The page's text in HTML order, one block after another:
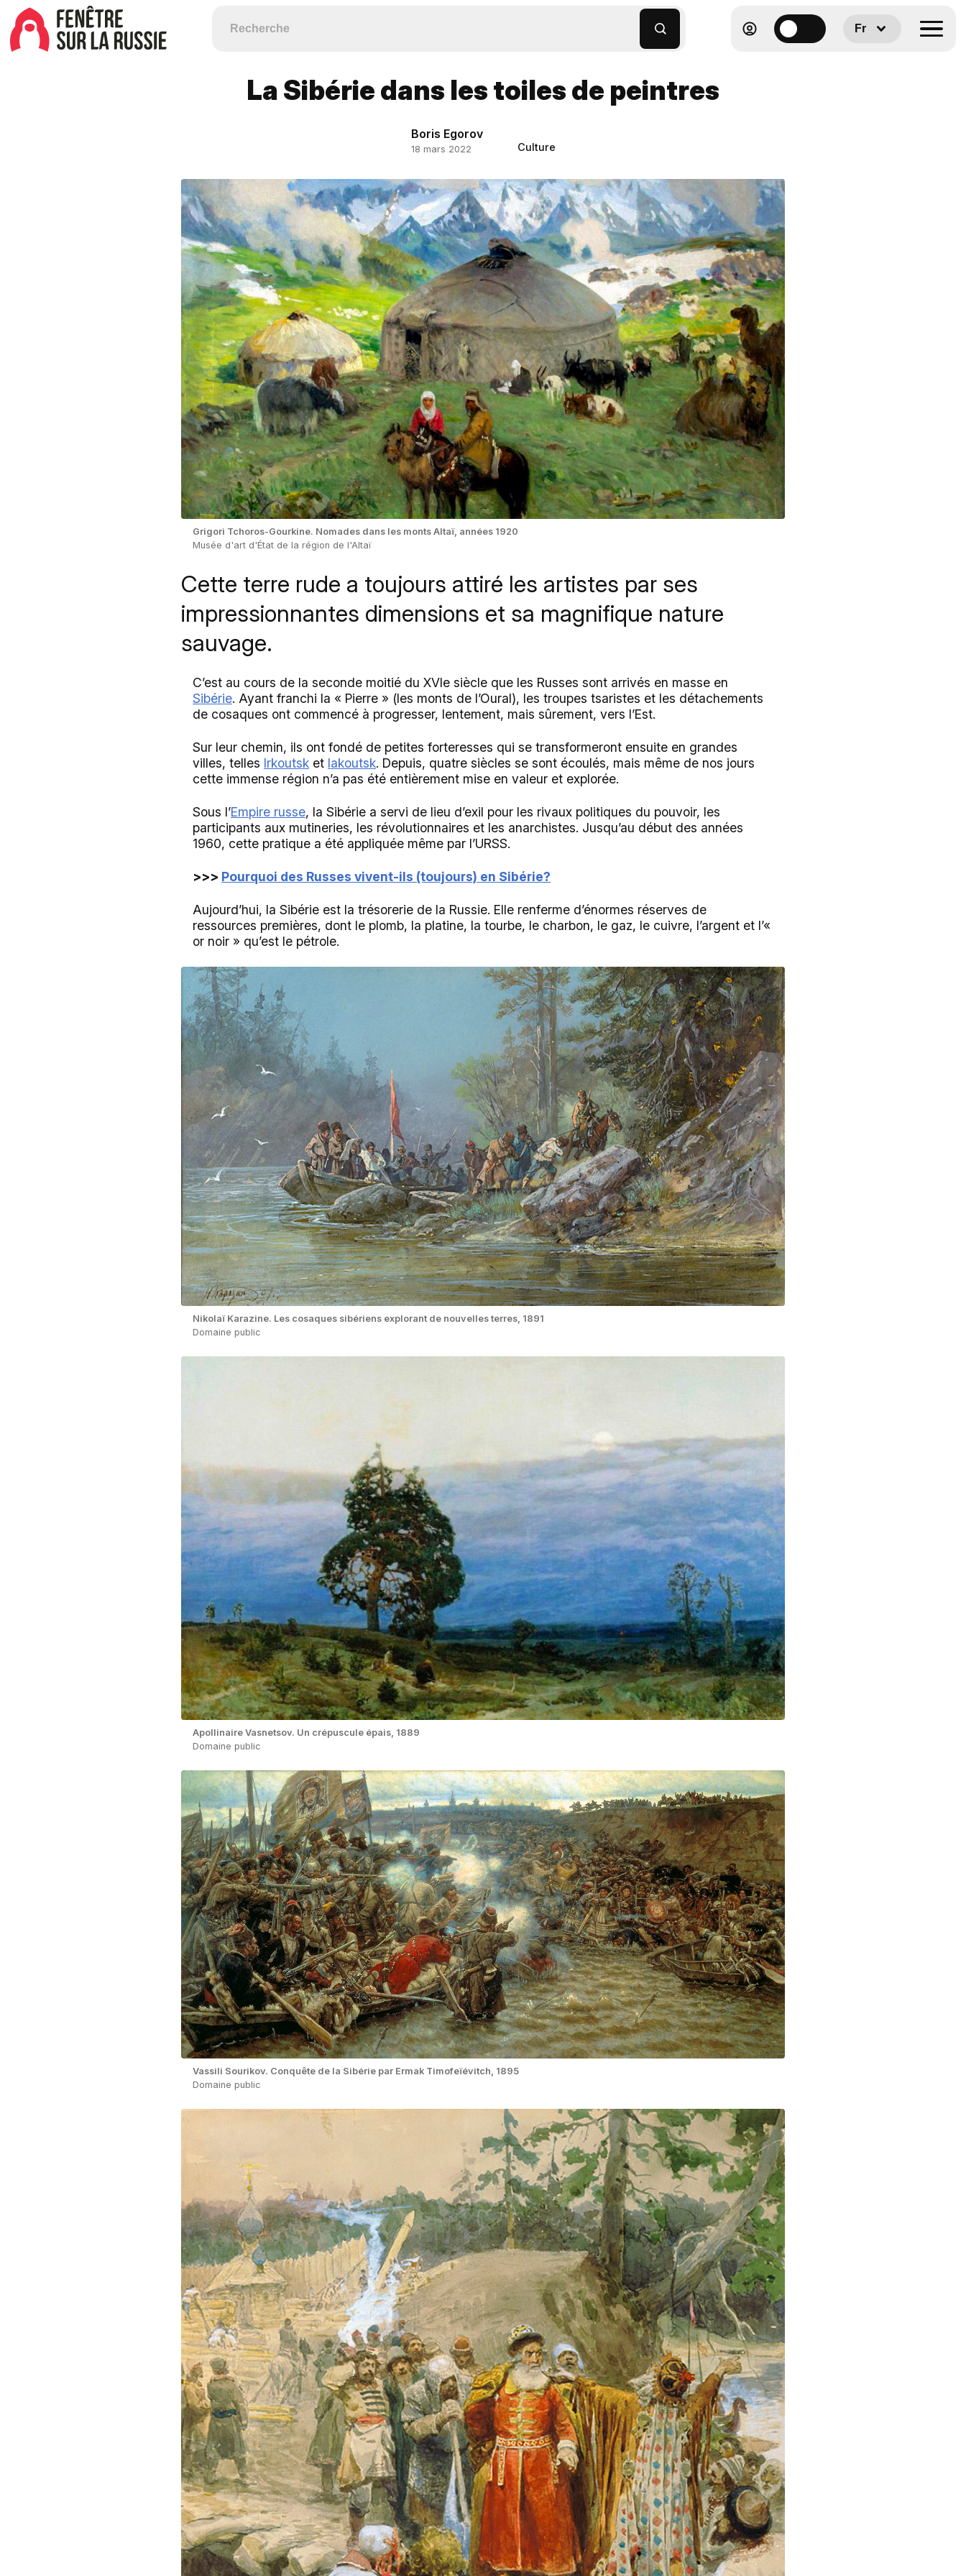
Fr
La Sibérie dans les toiles de peintres
Boris Egorov
18 mars 2022 Culture
Grigori Tchoros-Gourkine. Nomades dans les monts Altaï, années 1920
Musée d'art d'État de la région de l'Altaï
Cette terre rude a toujours attiré les artistes par ses
impressionnantes dimensions et sa magnifique nature
sauvage.
C’est au cours de la seconde moitié du XVIe siècle que les Russes sont arrivés en masse en
Sibérie. Ayant franchi la « Pierre » (les monts de l’Oural), les troupes tsaristes et les détachements
de cosaques ont commencé à progresser, lentement, mais sûrement, vers l’Est.
Sur leur chemin, ils ont fondé de petites forteresses qui se transformeront ensuite en grandes
villes, telles Irkoutsk et Iakoutsk. Depuis, quatre siècles se sont écoulés, mais même de nos jours
cette immense région n’a pas été entièrement mise en valeur et explorée.
Sous l’Empire russe, la Sibérie a servi de lieu d’exil pour les rivaux politiques du pouvoir, les
participants aux mutineries, les révolutionnaires et les anarchistes. Jusqu’au début des années
1960, cette pratique a été appliquée même par l’URSS.
>>> Pourquoi des Russes vivent-ils (toujours) en Sibérie?
Aujourd’hui, la Sibérie est la trésorerie de la Russie. Elle renferme d’énormes réserves de
ressources premières, dont le plomb, la platine, la tourbe, le charbon, le gaz, le cuivre, l’argent et l’«
or noir » qu’est le pétrole.
Nikolaï Karazine. Les cosaques sibériens explorant de nouvelles terres, 1891
Domaine public
Apollinaire Vasnetsov. Un crépuscule épais, 1889
Domaine public
Vassili Sourikov. Conquête de la Sibérie par Ermak Timofeïévitch, 1895
Domaine public